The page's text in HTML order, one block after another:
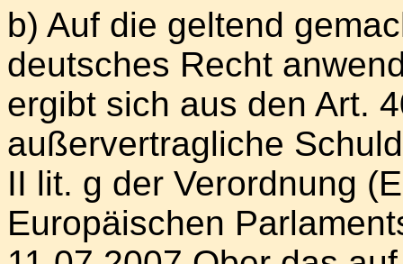
b) Auf die geltend
deutsches Recht
ergibt sich aus den Art.
außervertragliche
II lit. g der Verordnung
Europäischen